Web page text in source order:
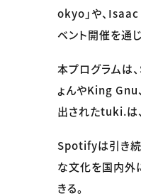
okyo」や、
ベント開催を通
本プログラムは
ょんやKing Gnu
出されたtuki.は
Spotifyは引き続
な文化を国内外
きる。